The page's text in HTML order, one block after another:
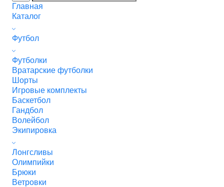
Главная
Каталог
Футбол
Футболки
Вратарские футболки
Шорты
Игровые комплекты
Баскетбол
Гандбол
Волейбол
Экипировка
Лонгсливы
Олимпийки
Брюки
Ветровки